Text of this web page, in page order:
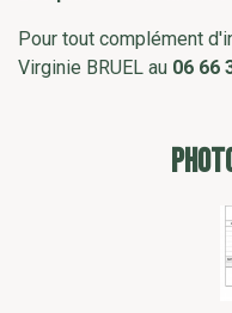
Pour tout complément
Virginie BRUEL au 06 66